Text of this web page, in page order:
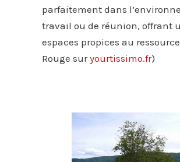
parfaitement dans
travail ou de réunion, offrant
espaces propices au
Rouge suryourtissimo.fr)